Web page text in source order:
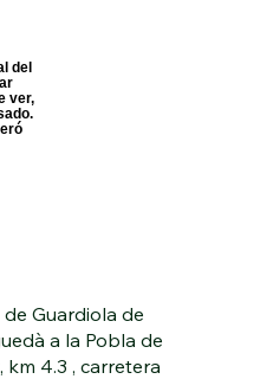
del
ver,
de Guardiola de
a la Pobla de
km 4.3 , carretera